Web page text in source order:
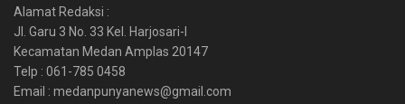
Alamat Redaksi :
Jl. Garu 3 No. 33 Kel. Harjosari-I
Kecamatan Medan Amplas 20147
Telp : 061-785 0458
Email : medanpunyanews@gmail.com